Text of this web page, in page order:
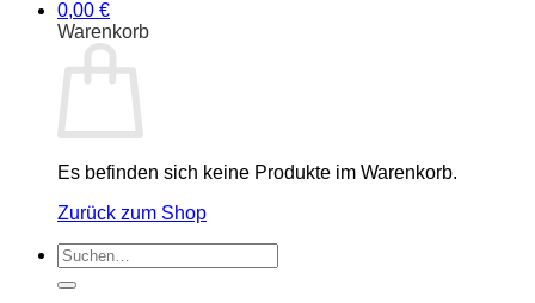
0,00 €
Warenkorb
Es befinden sich keine Produkte im Warenkorb.
Zurück zum Shop
Suchen
nach: